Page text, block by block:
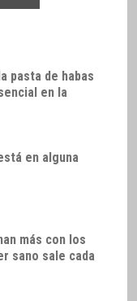
pasta de habas
en la
en alguna
más con los
sano sale cada